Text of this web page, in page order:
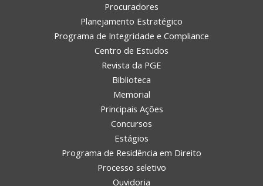
Procuradores
Planejamento Estratégico
Programa de Integridade e Compliance
Centro de Estudos
Revista da PGE
Biblioteca
Memorial
Principais Ações
Concursos
Estágios
Programa de Residência em Direito
Processo seletivo
Ouvidoria